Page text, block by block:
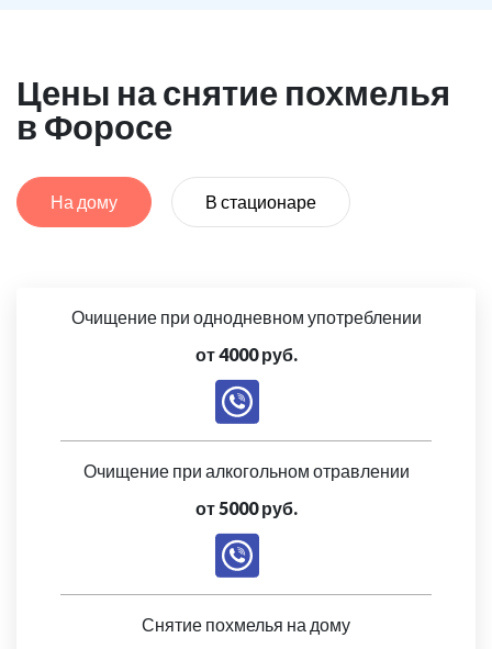
Цены на снятие похмелья
в Форосе
На дому В стационаре
Очищение при однодневном употреблении
от 4000 руб.
Очищение при алкогольном отравлении
от 5000 руб.
Снятие похмелья на дому